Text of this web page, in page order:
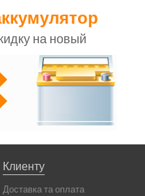
на новый
Клиенту
Доставка та оплата